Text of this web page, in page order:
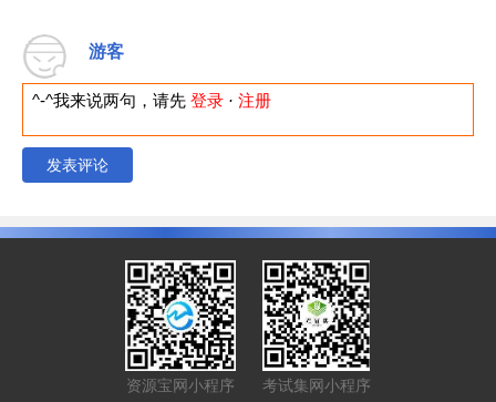
游客
^-^我来说两句，请先 登录 · 注册
发表评论
资源宝网小程序 考试集网小程序